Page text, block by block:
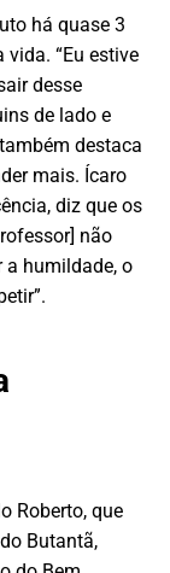
há quase 3
“Eu estive
desse
de lado e
destaca
mais. Ícaro
diz que os
não
a humildade, o
Roberto, que
Butantã,